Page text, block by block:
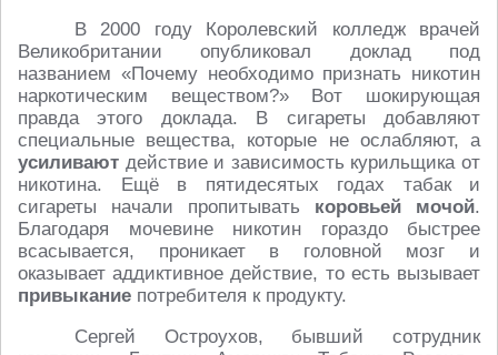
В 2000 году Королевский колледж врачей
Великобритании опубликовал доклад под
названием «Почему необходимо признать никотин
наркотическим веществом?» Вот шокирующая
правда этого доклада. В сигареты добавляют
специальные вещества, которые не ослабляют, а
усиливают действие и зависимость курильщика от
никотина. Ещё в пятидесятых годах табак и
сигареты начали пропитывать коровьей мочой.
Благодаря мочевине никотин гораздо быстрее
всасывается, проникает в головной мозг и
оказывает аддиктивное действие, то есть вызывает
привыкание потребителя к продукту.
Сергей Остроухов, бывший сотрудник